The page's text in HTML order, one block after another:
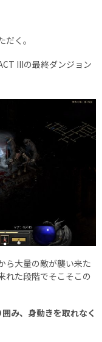
く。
IIIの最終ダンジョン
ら大量の敵が襲い来た
れた段階でそこそこの
み、身動きを取れなく